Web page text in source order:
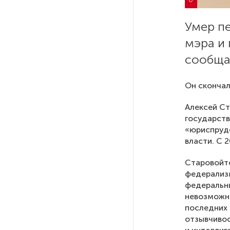
Умер
мэра и
Он
Алексей
власти. С
последних